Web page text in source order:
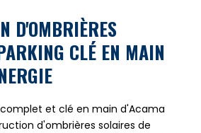
D'OMBRIÈRES
CLÉ EN MAIN
et clé en main d'Acama
d'ombrières solaires de